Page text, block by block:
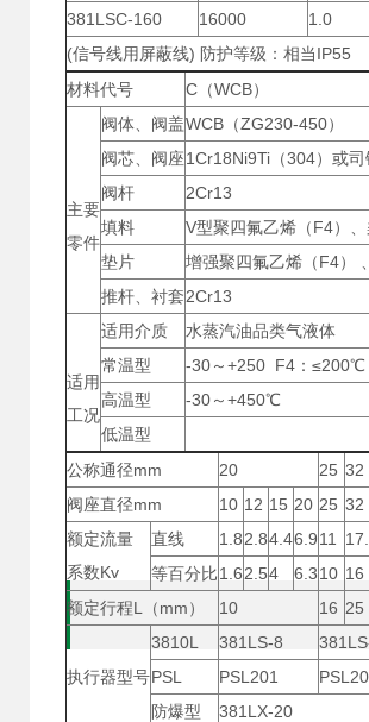
381LSC-160
16000 1.0
(信号线用屏蔽线) 防护等级：相当
材料代号
C（WCB）
主要
零件
阀体、阀盖WCB（ZG230-450）
阀芯、阀座1Cr18Ni9Ti（304）或
阀杆
2Cr13
填料
V型聚四氟乙烯（F4）
垫片
增强聚四氟乙烯（F4）
推杆、衬套2Cr13
适用
工况
适用介质 水蒸汽油品类气液体
常温型
-30～+250 F4：≤200℃
高温型
-30～+450℃
低温型
公称通径mm
20 25 32
阀座直径mm
10 12 15 20 25 32
额定流量
系数Kv
直线 1.82.84.46.911
等百分比1.62.54 6.310 16
额定行程L（mm）
10 16 25
执行器型号
3810L 381LS-8
PSL
PSL201
防爆型
381LX-20